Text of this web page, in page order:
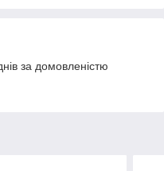
за домовленістю